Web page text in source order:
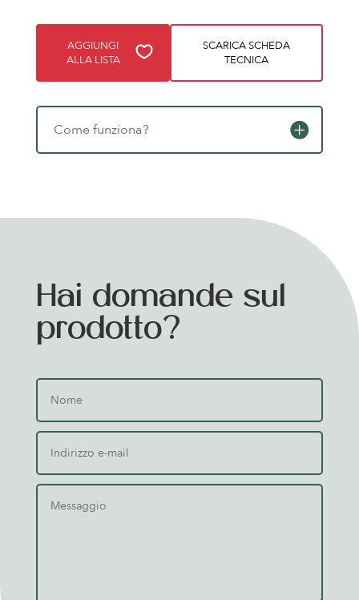
AGGIUNGI
ALLA LISTA
SCARICA SCHEDA
TECNICA
Come funziona?
Hai domande sul
prodotto?